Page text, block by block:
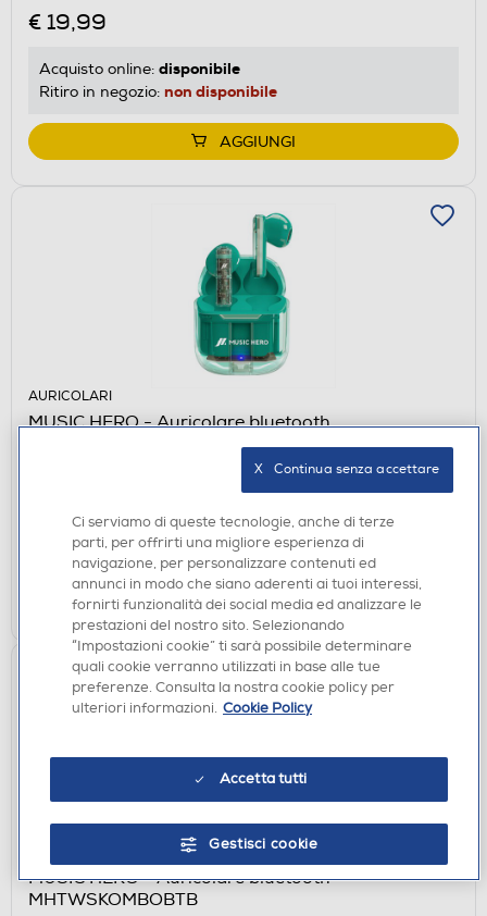
€ 19,99
Acquisto online: disponibile
Ritiro in negozio: non disponibile
AGGIUNGI
AURICOLARI
MUSIC HERO - Auricolare bluetooth
Acquisto online:disponibile
Ritiro in negozio in 30' gratuito: verifica
AGGIUNGI
MUSIC HERO - Auricolare bluetooth
MHTWSKOMBOBTB
Ci serviamo di queste tecnologie, anche di terze
parti, per offrirti una migliore esperienza di
navigazione, per personalizzare contenuti ed
annunci in modo che siano aderenti ai tuoi interessi,
fornirti funzionalità dei social media ed analizzare le
prestazioni del nostro sito. Selezionando
“Impostazioni cookie” ti sarà possibile determinare
quali cookie verranno utilizzati in base alle tue
preferenze. Consulta la nostra cookie policy per
ulteriori informazioni. Cookie Policy
Accetta tutti
Gestisci cookie
X   Continua senza accettare